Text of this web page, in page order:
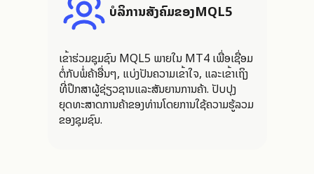
ບໍລິການສັງຄົມຂອງMQL5
ເຂົ້າຮ່ວມຊຸມຊົນ MQL5 ພາຍໃນ MT4 ເພື່ອເຊື່ອມ
ຕໍ່ກັບພໍ່ຄ້າອື່ນໆ, ແບ່ງປັນຄວາມເຂົ້າໃຈ, ແລະເຂົ້າເຖິງ
ທີ່ປຶກສາຜູ້ຊ່ຽວຊານແລະສັນຍານການຄ້າ. ປັບປຸງ
ຍຸດທະສາດການຄ້າຂອງທ່ານໂດຍການໃຊ້ຄວາມຮູ້ລວມ
ຂອງຊຸມຊົນ.